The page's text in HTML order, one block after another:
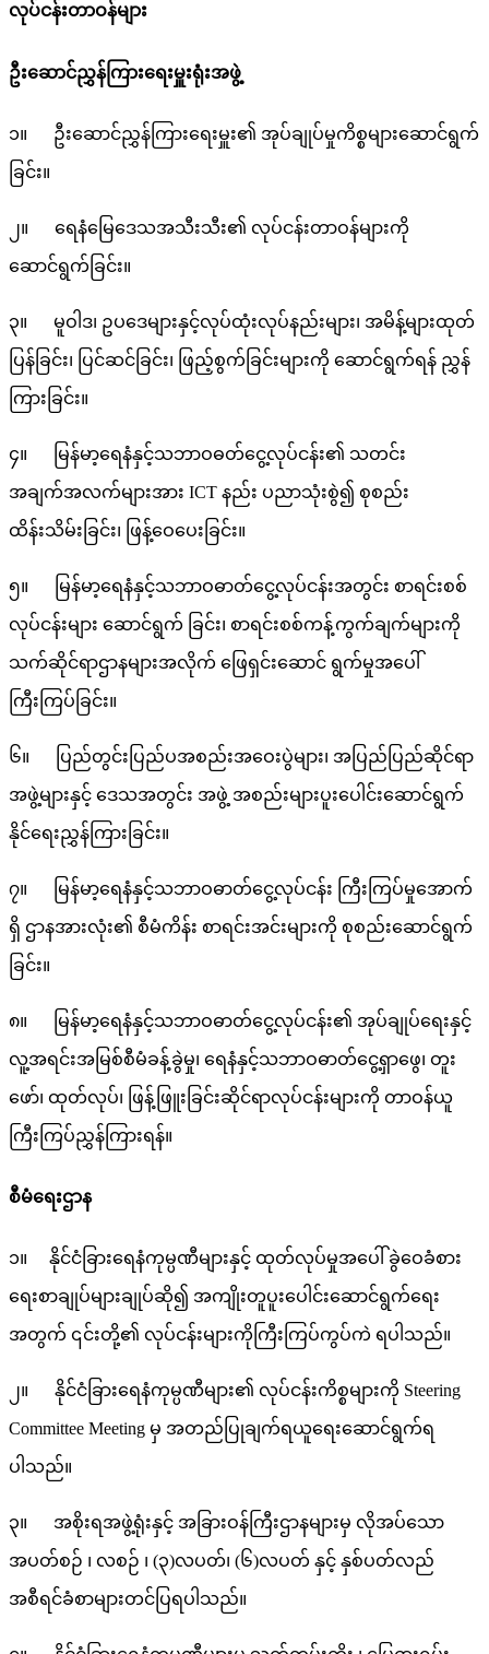
လုပ်ငန်းတာဝန်များ
ဦးဆောင်ညွှန်ကြားရေးမှူးရုံးအဖွဲ့
၁။ ဦးဆောင်ညွှန်ကြားရေးမှူး၏ အုပ်ချုပ်မှုကိစ္စများဆောင်ရွက်
ခြင်း။
၂။ ရေနံမြေဒေသအသီးသီး၏ လုပ်ငန်းတာဝန်များကို
ဆောင်ရွက်ခြင်း။
၃။ မူဝါဒ၊ ဥပဒေများနှင့်လုပ်ထုံးလုပ်နည်းများ၊ အမိန့်များထုတ်
ပြန်ခြင်း၊ ပြင်ဆင်ခြင်း၊ ဖြည့်စွက်ခြင်းများကို ဆောင်ရွက်ရန် ညွှန်
ကြားခြင်း။
၄။ မြန်မာ့ရေနံနှင့်သဘာဝဓတ်ငွေ့လုပ်ငန်း၏ သတင်း
အချက်အလက်များအား ICT နည်း ပညာသုံးစွဲ၍ စုစည်း
ထိန်းသိမ်းခြင်း၊ ဖြန့်ဝေပေးခြင်း။
၅။ မြန်မာ့ရေနံနှင့်သဘာဝဓာတ်ငွေ့လုပ်ငန်းအတွင်း စာရင်းစစ်
လုပ်ငန်းများ ဆောင်ရွက် ခြင်း၊ စာရင်းစစ်ကန့်ကွက်ချက်များကို
သက်ဆိုင်ရာဌာနများအလိုက် ဖြေရှင်းဆောင် ရွက်မှုအပေါ်
ကြီးကြပ်ခြင်း။
၆။ ပြည်တွင်းပြည်ပအစည်းအဝေးပွဲများ၊ အပြည်ပြည်ဆိုင်ရာ
အဖွဲ့များနှင့် ဒေသအတွင်း အဖွဲ့ အစည်းများပူးပေါင်းဆောင်ရွက်
နိုင်ရေးညွှန်ကြားခြင်း။
၇။ မြန်မာ့ရေနံနှင့်သဘာဝဓာတ်ငွေ့လုပ်ငန်း ကြီးကြပ်မှုအောက်
ရှိ ဌာနအားလုံး၏ စီမံကိန်း စာရင်းအင်းများကို စုစည်းဆောင်ရွက်
ခြင်း။
၈။ မြန်မာ့ရေနံနှင့်သဘာဝဓာတ်ငွေ့လုပ်ငန်း၏ အုပ်ချုပ်ရေးနှင့်
လူ့အရင်းအမြစ်စီမံခန့်ခွဲမှု၊ ရေနံနှင့်သဘာဝဓာတ်ငွေ့ရှာဖွေ၊ တူး
ဖော်၊ ထုတ်လုပ်၊ ဖြန့်ဖြူးခြင်းဆိုင်ရာလုပ်ငန်းများကို တာဝန်ယူ
ကြီးကြပ်ညွှန်ကြားရန်။
စီမံရေးဌာန
၁။ နိုင်ငံခြားရေနံကုမ္ပဏီများနှင့် ထုတ်လုပ်မှုအပေါ် ခွဲဝေခံစား
ရေးစာချုပ်များချုပ်ဆို၍ အကျိုးတူပူးပေါင်းဆောင်ရွက်ရေး
အတွက် ၎င်းတို့၏ လုပ်ငန်းများကိုကြီးကြပ်ကွပ်ကဲ ရပါသည်။
၂။ နိုင်ငံခြားရေနံကုမ္ပဏီများ၏ လုပ်ငန်းကိစ္စများကို Steering
Committee Meeting မှ အတည်ပြုချက်ရယူရေးဆောင်ရွက်ရ
ပါသည်။
၃။ အစိုးရအဖွဲ့ရုံးနှင့် အခြားဝန်ကြီးဌာနများမှ လိုအပ်သော
အပတ်စဉ် ၊ လစဉ် ၊ (၃)လပတ်၊ (၆)လပတ် နှင့် နှစ်ပတ်လည်
အစီရင်ခံစာများတင်ပြရပါသည်။